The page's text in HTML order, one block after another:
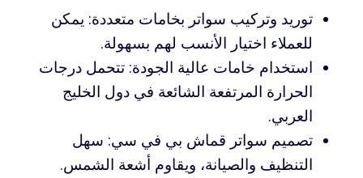
توريد وتركيب سواتر بخامات متعددة: يمكن
للعملاء اختيار الأنسب لهم بسهولة.
استخدام خامات عالية الجودة: تتحمل درجات
الحرارة المرتفعة الشائعة في دول الخليج
العربي.
تصميم سواتر قماش بي في سي: سهل
التنظيف والصيانة، ويقاوم أشعة الشمس.